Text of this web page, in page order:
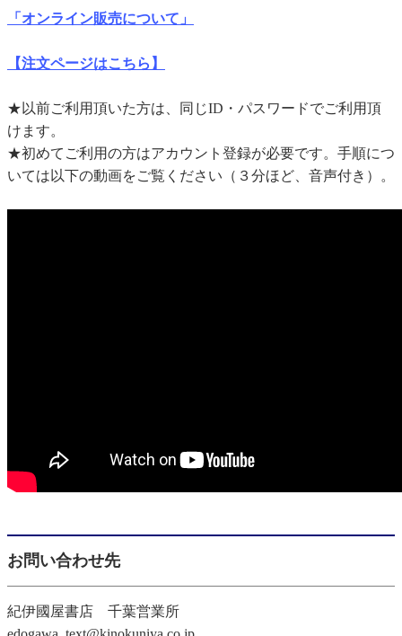
「オンライン販売について」
【注文ページはこちら】
★以前ご利用頂いた方は、同じID・パスワードでご利用頂
けます。
★初めてご利用の方はアカウント登録が必要です。手順につ
いては以下の動画をご覧ください（３分ほど、音声付き）。
お問い合わせ先
紀伊國屋書店 千葉営業所